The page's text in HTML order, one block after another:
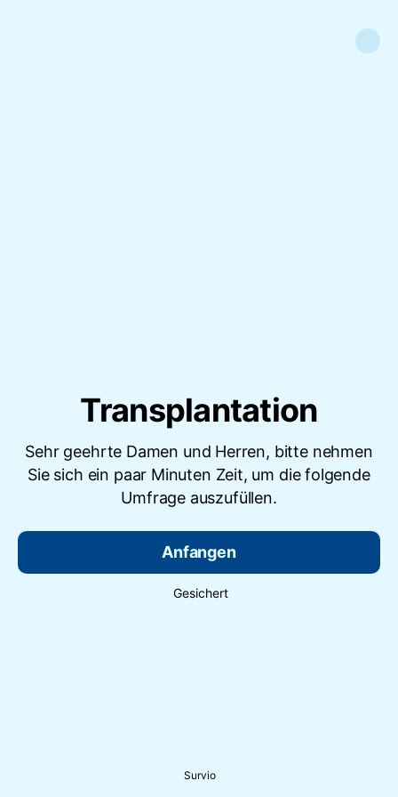
Transplantation
Sehr geehrte Damen und Herren, bitte nehmen
Sie sich ein paar Minuten Zeit, um die folgende
Umfrage auszufüllen.
Anfangen
Gesichert
Survio